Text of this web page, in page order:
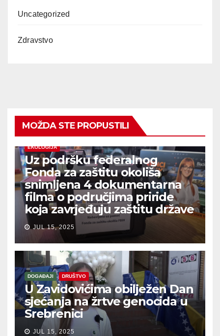
Uncategorized
Zdravstvo
MOŽDA STE PROPUSTILI
EKOLOGIJA
Uz podršku federalnog
Fonda za zaštitu okoliša
snimljena 4 dokumentarna
filma o područjima priride
koja zavrjeđuju zaštitu države
JUL 15, 2025
DOGAĐAJI DRUŠTVO
U Zavidovićima obilježen Dan
sjećanja na žrtve genocida u
Srebrenici
JUL 15, 2025